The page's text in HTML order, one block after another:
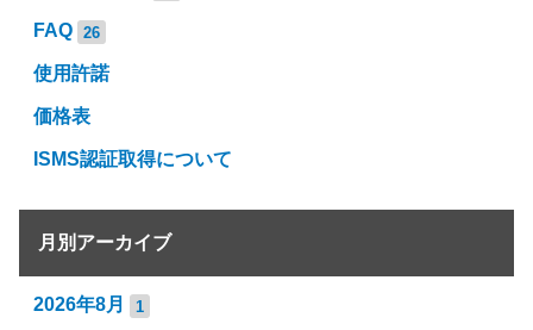
FAQ 26
使用許諾
価格表
ISMS認証取得について
月別アーカイブ
2026年8月 1